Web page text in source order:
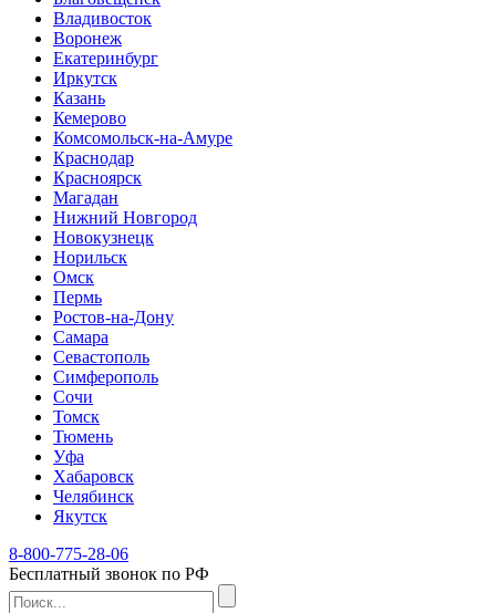
Владивосток
Воронеж
Екатеринбург
Иркутск
Казань
Кемерово
Комсомольск-на-Амуре
Краснодар
Красноярск
Магадан
Нижний Новгород
Новокузнецк
Норильск
Омск
Пермь
Ростов-на-Дону
Самара
Севастополь
Симферополь
Сочи
Томск
Тюмень
Уфа
Хабаровск
Челябинск
Якутск
8-800-775-28-06
Бесплатный звонок по РФ